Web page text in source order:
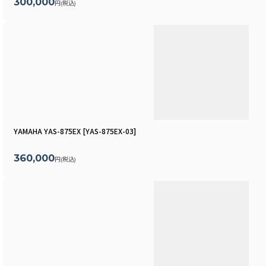
円 (税込)
YAMAHA YAS-875EX [YAS-875EX-03]
360,000円(税込)